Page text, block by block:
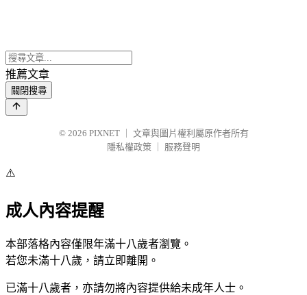
推薦文章
關閉搜尋
© 2026 PIXNET
文章與圖片權利屬原作者所有
隱私權政策
服務聲明
⚠️
成人內容提醒
本部落格內容僅限年滿十八歲者瀏覽。
若您未滿十八歲，請立即離開。
已滿十八歲者，亦請勿將內容提供給未成年人士。